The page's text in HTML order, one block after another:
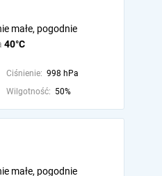
40°C
małe, pogodnie
Ciśnienie: 998 hPa
Wilgotność: 50%
małe, pogodnie